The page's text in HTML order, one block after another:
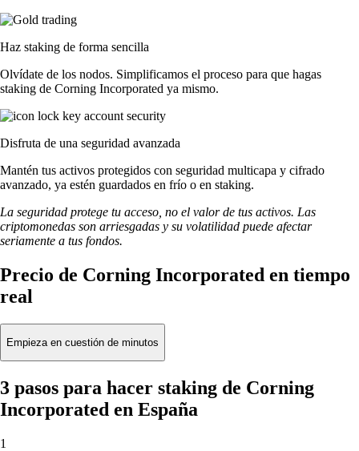
Haz staking de forma sencilla
Olvídate de los nodos. Simplificamos el proceso para que hagas
staking de Corning Incorporated ya mismo.
Disfruta de una seguridad avanzada
Mantén tus activos protegidos con seguridad multicapa y cifrado
avanzado, ya estén guardados en frío o en staking.
La seguridad protege tu acceso, no el valor de tus activos. Las
criptomonedas son arriesgadas y su volatilidad puede afectar
seriamente a tus fondos.
Precio de Corning Incorporated en tiempo
real
Empieza en cuestión de minutos
3 pasos para hacer staking de Corning
Incorporated en España
1